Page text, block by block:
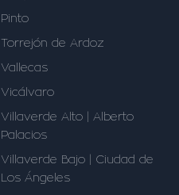
Pinto
Torrejón de Ardoz
Vallecas
Vicálvaro
Villaverde Alto | Alberto
Palacios
Villaverde Bajo | Ciudad de
Los Ángeles